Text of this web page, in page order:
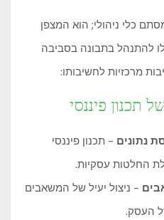
כלי ניהולי; הוא המצפן
להתנהל בתבונה בסביבה
מרכזיות לחשיבותו:
תכנון פיננסי
נתונים – תכנון פיננסי
החלטות עסקיות.
– ניצול יעיל של המשאבים
העסק.